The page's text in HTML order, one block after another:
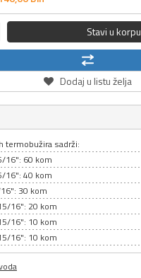
Stavi u korpu
Dodaj u listu želja
termobužira sadrži:
16": 60 kom
16": 40 kom
30 kom
16": 20 kom
16": 10 kom
16": 10 kom